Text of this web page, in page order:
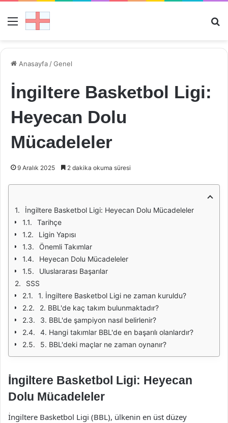
Menü
Anasayfa /Genel
İngiltere Basketbol Ligi:
Heyecan Dolu
Mücadeleler
9 Aralık 2025 2 dakika okuma süresi
İngiltere Basketbol Ligi: Heyecan Dolu Mücadeleler
Tarihçe
Ligin Yapısı
Önemli Takımlar
Heyecan Dolu Mücadeleler
Uluslararası Başarılar
SSS
1. İngiltere Basketbol Ligi ne zaman kuruldu?
2. BBL'de kaç takım bulunmaktadır?
3. BBL'de şampiyon nasıl belirlenir?
4. Hangi takımlar BBL'de en başarılı olanlardır?
5. BBL'deki maçlar ne zaman oynanır?
İngiltere Basketbol Ligi: Heyecan
Dolu Mücadeleler
İngiltere Basketbol Ligi (BBL), ülkenin en üst düzey